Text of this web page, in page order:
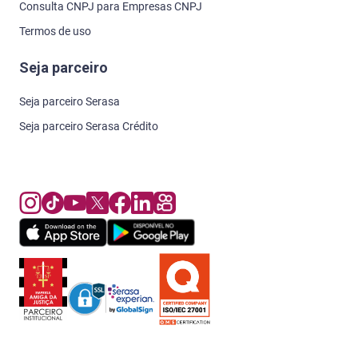
Consulta CNPJ para Empresas CNPJ
Termos de uso
Seja parceiro
Seja parceiro Serasa
Seja parceiro Serasa Crédito